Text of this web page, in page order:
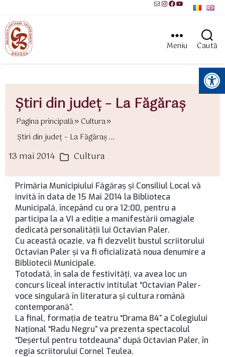
MailInstagram
Facebook
YouTube
Meniu Caută
Instrumente pentru accesibilitate
Ştiri din judeţ – La Făgăraş
Pagina principală
Cultura
Ştiri din judeţ – La Făgăraş ...
13 mai 2014 Categorii
Cultura
Primăria Municipiului Făgăraş şi Consiliul Local vă
invită în data de 15 Mai 2014 la Biblioteca
Municipală, începând cu ora 12:00, pentru a
participa la a VI a ediţie a manifestării omagiale
dedicată personalităţii lui Octavian Paler.
Cu această ocazie, va fi dezvelit bustul scriitorului
Octavian Paler şi va fi oficializată noua denumire a
Bibliotecii Municipale.
Totodată, în sala de festivităţi, va avea loc un
concurs liceal interactiv intitulat “Octavian Paler-
voce singulară în literatura şi cultura română
contemporană”.
La final, formaţia de teatru “Drama 84” a Colegiului
Naţional “Radu Negru” va prezenta spectacolul
“Deşertul pentru totdeauna” după Octavian Paler, în
regia scriitorului Cornel Teulea.